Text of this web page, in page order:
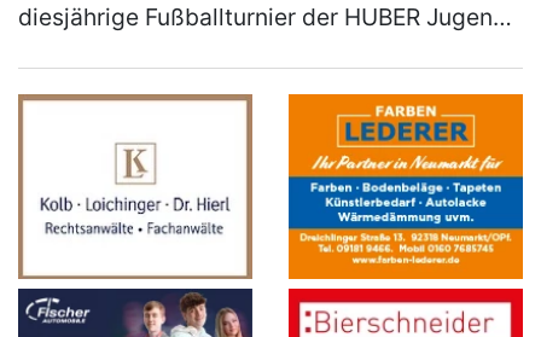
diesjährige Fußballturnier der HUBER Jugend-